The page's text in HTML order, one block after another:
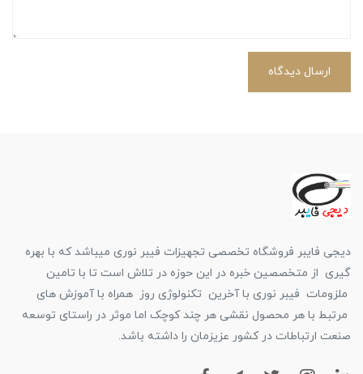
ارسال دیدگاه
دیجی فایبر فروشگاه تخصصی تجهیزات فیبر نوری میباشد که با بهره
گیری از متخصصین خبره در این حوزه در تلاش است تا با تامین
ملزومات فیبر نوری با آخرین تکنولوژی روز همراه با آموزش های
مرتبط با هر محصول نقشی هر چند کوچک اما موثر در راستای توسعه
صنعت ارتباطات در کشور عزیزمان را داشته باشد.